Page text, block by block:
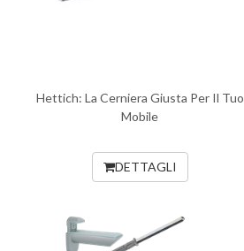
Hettich: La Cerniera Giusta Per Il Tuo
Mobile
DETTAGLI